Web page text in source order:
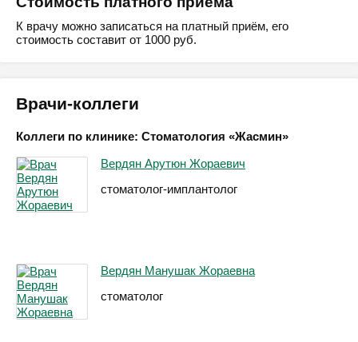
К врачу можно записаться на платный приём, его
стоимость составит от 1000 руб.
Врачи-коллеги
Коллеги по клинике: Стоматология «Жасмин»
Вердян Арутюн Жораевич
стоматолог-имплантолог
Вердян Манушак Жораевна
стоматолог